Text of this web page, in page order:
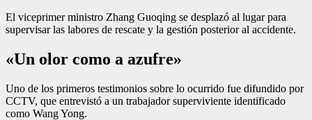
El viceprimer ministro Zhang Guoqing se desplazó al lugar para
supervisar las labores de rescate y la gestión posterior al accidente.
«Un olor como a azufre»
Uno de los primeros testimonios sobre lo ocurrido fue difundido por
CCTV, que entrevistó a un trabajador superviviente identificado
como Wang Yong.